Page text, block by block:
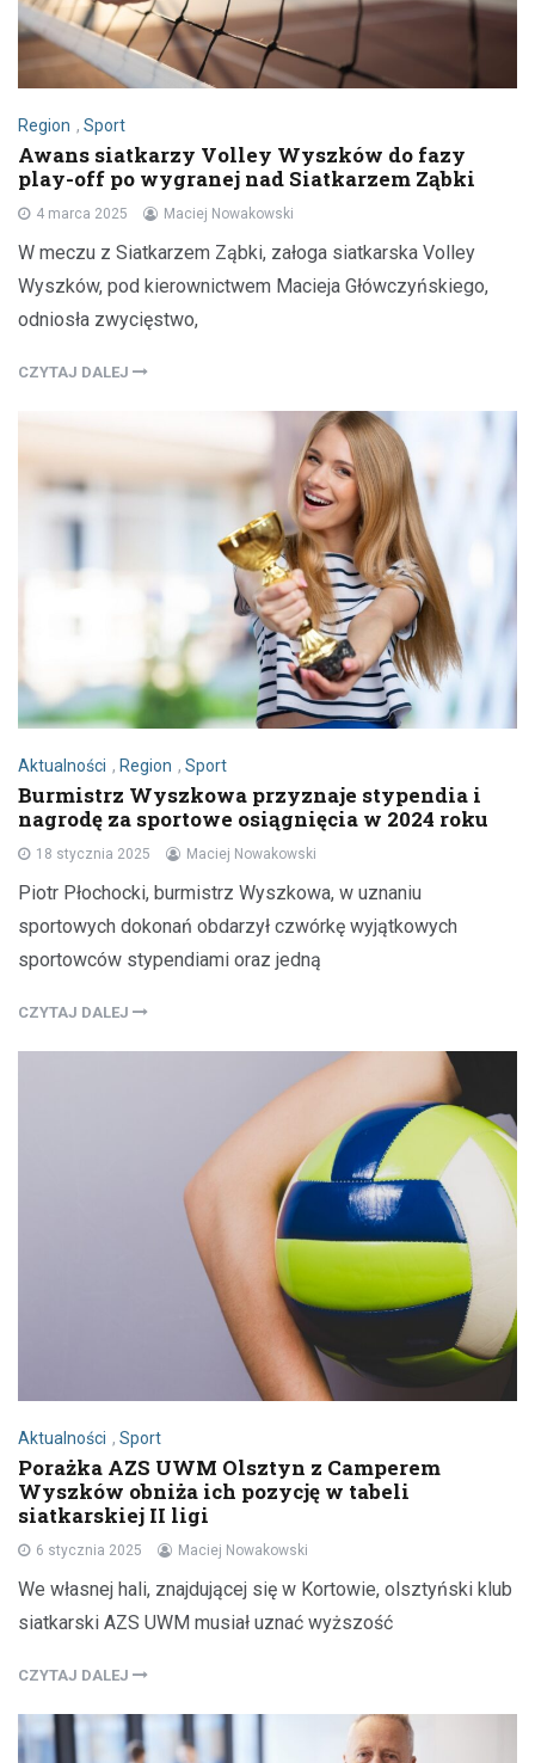
Region , Sport
Awans siatkarzy Volley Wyszków do fazy
play-off po wygranej nad Siatkarzem Ząbki
4 marca 2025 Maciej Nowakowski
W meczu z Siatkarzem Ząbki, załoga siatkarska Volley
Wyszków, pod kierownictwem Macieja Główczyńskiego,
odniosła zwycięstwo,
CZYTAJ DALEJ
Aktualności , Region , Sport
Burmistrz Wyszkowa przyznaje stypendia i
nagrodę za sportowe osiągnięcia w 2024 roku
18 stycznia 2025 Maciej Nowakowski
Piotr Płochocki, burmistrz Wyszkowa, w uznaniu
sportowych dokonań obdarzył czwórkę wyjątkowych
sportowców stypendiami oraz jedną
CZYTAJ DALEJ
Aktualności , Sport
Porażka AZS UWM Olsztyn z Camperem
Wyszków obniża ich pozycję w tabeli
siatkarskiej II ligi
6 stycznia 2025 Maciej Nowakowski
We własnej hali, znajdującej się w Kortowie, olsztyński klub
siatkarski AZS UWM musiał uznać wyższość
CZYTAJ DALEJ